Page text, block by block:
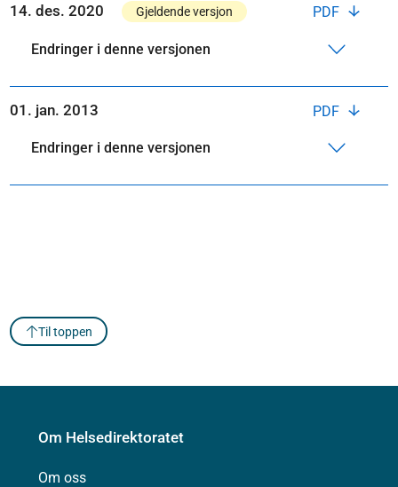
PDF
14. des. 2020 Gjeldende versjon
Endringer i denne versjonen
PDF
01. jan. 2013
Endringer i denne versjonen
Til toppen
Om Helsedirektoratet
Om oss